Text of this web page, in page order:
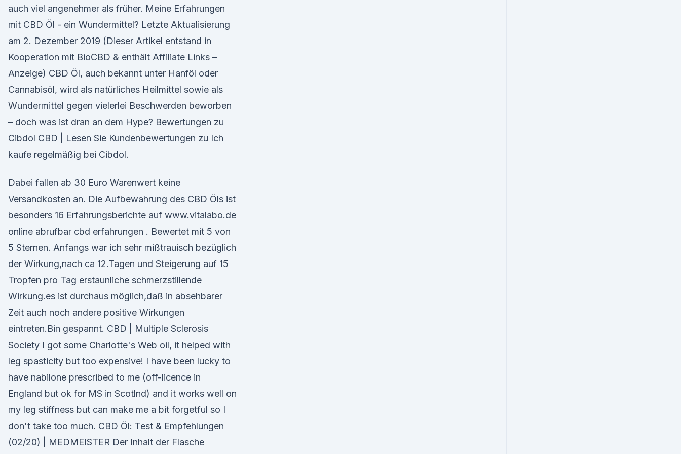
auch viel angenehmer als früher. Meine Erfahrungen
mit CBD Öl - ein Wundermittel? Letzte Aktualisierung
am 2. Dezember 2019 (Dieser Artikel entstand in
Kooperation mit BioCBD & enthält Affiliate Links –
Anzeige) CBD Öl, auch bekannt unter Hanföl oder
Cannabisöl, wird als natürliches Heilmittel sowie als
Wundermittel gegen vielerlei Beschwerden beworben
– doch was ist dran an dem Hype? Bewertungen zu
Cibdol CBD | Lesen Sie Kundenbewertungen zu Ich
kaufe regelmäßig bei Cibdol.
Dabei fallen ab 30 Euro Warenwert keine
Versandkosten an. Die Aufbewahrung des CBD Öls ist
besonders 16 Erfahrungsberichte auf www.vitalabo.de
online abrufbar cbd erfahrungen . Bewertet mit 5 von
5 Sternen. Anfangs war ich sehr mißtrauisch bezüglich
der Wirkung,nach ca 12.Tagen und Steigerung auf 15
Tropfen pro Tag erstaunliche schmerzstillende
Wirkung.es ist durchaus möglich,daß in absehbarer
Zeit auch noch andere positive Wirkungen
eintreten.Bin gespannt. CBD | Multiple Sclerosis
Society I got some Charlotte's Web oil, it helped with
leg spasticity but too expensive! I have been lucky to
have nabilone prescribed to me (off-licence in
England but ok for MS in Scotlnd) and it works well on
my leg stiffness but can make me a bit forgetful so I
don't take too much. CBD Öl: Test & Empfehlungen
(02/20) | MEDMEISTER Der Inhalt der Flasche